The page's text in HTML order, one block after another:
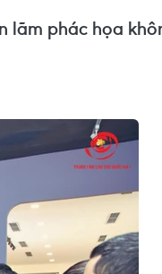
phác họa